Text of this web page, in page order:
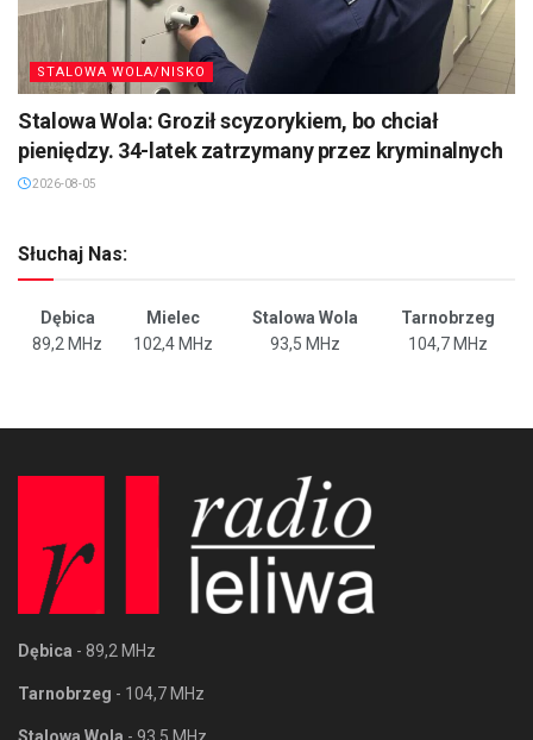
STALOWA WOLA/NISKO
Stalowa Wola: Groził scyzorykiem, bo chciał
pieniędzy. 34-latek zatrzymany przez kryminalnych
2026-08-05
Słuchaj Nas:
Dębica Mielec Stalowa Wola
Tarnobrzeg
89,2 MHz
102,4 MHz 93,5 MHz 104,7 MHz
Dębica - 89,2 MHz
Tarnobrzeg - 104,7 MHz